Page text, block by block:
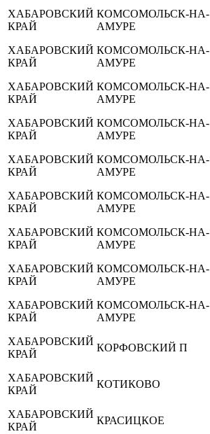
ХАБАРОВСКИЙ
КРАЙ
КОМСОМОЛЬСК-НА-
АМУРЕ
ХАБАРОВСКИЙ
КРАЙ
КОМСОМОЛЬСК-НА-
АМУРЕ
ХАБАРОВСКИЙ
КРАЙ
КОМСОМОЛЬСК-НА-
АМУРЕ
ХАБАРОВСКИЙ
КРАЙ
КОМСОМОЛЬСК-НА-
АМУРЕ
ХАБАРОВСКИЙ
КРАЙ
КОМСОМОЛЬСК-НА-
АМУРЕ
ХАБАРОВСКИЙ
КРАЙ
КОМСОМОЛЬСК-НА-
АМУРЕ
ХАБАРОВСКИЙ
КРАЙ
КОМСОМОЛЬСК-НА-
АМУРЕ
ХАБАРОВСКИЙ
КРАЙ
КОМСОМОЛЬСК-НА-
АМУРЕ
ХАБАРОВСКИЙ
КРАЙ
КОМСОМОЛЬСК-НА-
АМУРЕ
ХАБАРОВСКИЙ
КРАЙ
КОРФОВСКИЙ П
ХАБАРОВСКИЙ
КРАЙ
КОТИКОВО
ХАБАРОВСКИЙ
КРАЙ
КРАСИЦКОЕ